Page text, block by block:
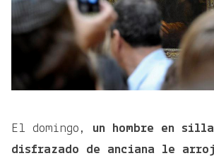
El domingo, un hombre en
disfrazado de anciana le